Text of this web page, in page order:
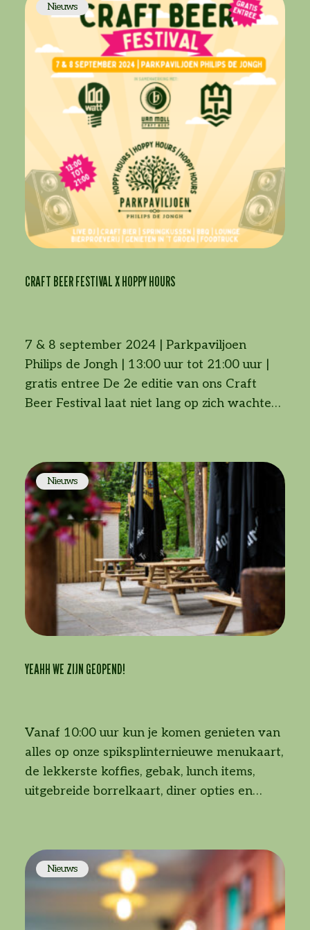
Nieuws
CRAFT BEER FESTIVAL X HOPPY HOURS
7 & 8 september 2024 | Parkpaviljoen
Philips de Jongh | 13:00 uur tot 21:00 uur |
gratis entree De 2e editie van ons Craft
Beer Festival laat niet lang op zich wachten!
watt brewery, Van Moll en
Stadbrouwerij013! […]
Nieuws
YEAHH WE ZIJN GEOPEND!
Vanaf 10:00 uur kun je komen genieten van
alles op onze spiksplinternieuwe menukaart,
de lekkerste koffies, gebak, lunch items,
uitgebreide borrelkaart, diner opties en
Nieuws